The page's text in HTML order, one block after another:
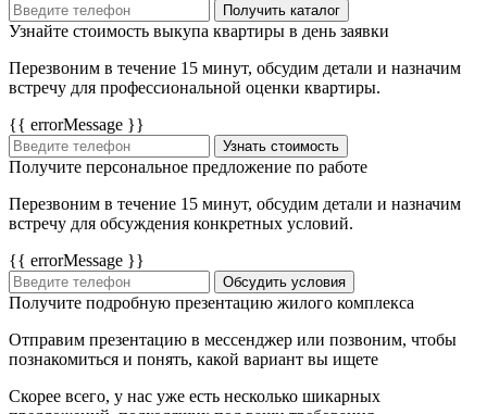
Получить каталог
Узнайте стоимость выкупа квартиры в день заявки
Перезвоним в течение 15 минут, обсудим детали и назначим
встречу для профессиональной оценки квартиры.
{{ errorMessage }}
Узнать стоимость
Получите персональное предложение по работе
Перезвоним в течение 15 минут, обсудим детали и назначим
встречу для обсуждения конкретных условий.
{{ errorMessage }}
Обсудить условия
Получите подробную презентацию жилого комплекса
Отправим презентацию в мессенджер или позвоним, чтобы
познакомиться и понять, какой вариант вы ищете
Скорее всего, у нас уже есть несколько шикарных